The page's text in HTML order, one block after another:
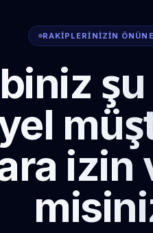
RAKIPLERINIZIN
izin